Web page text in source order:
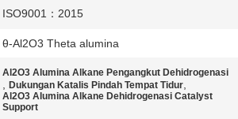
ISO9001：2015
θ-Al2O3 Theta alumina
Al2O3 Alumina Alkane Pengangkut Dehidrogenasi
,Dukungan Katalis Pindah Tempat Tidur,
Al2O3 Alumina Alkane Dehidrogenasi Catalyst
Support